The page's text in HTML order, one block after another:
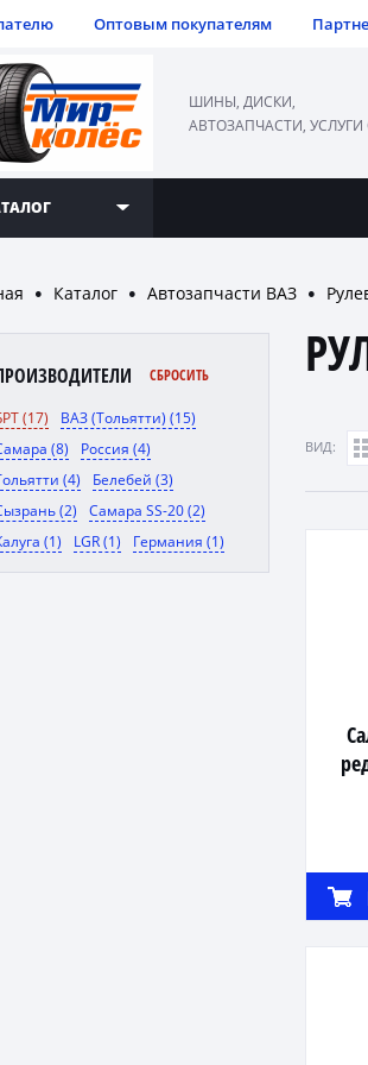
Оптовым покупателям
ШИНЫ, ДИСКИ,
АВТОЗАПЧАСТИ, УСЛУГИ
● Каталог ● Автозапчасти ВАЗ ●
СБРОСИТЬ
(17)
ВАЗ (Тольятти) (15)
(8)
Россия (4)
(4)
Белебей (3)
(2)
Самара SS-20 (2)
(1)
LGR (1) Германия (1)
ВИД: